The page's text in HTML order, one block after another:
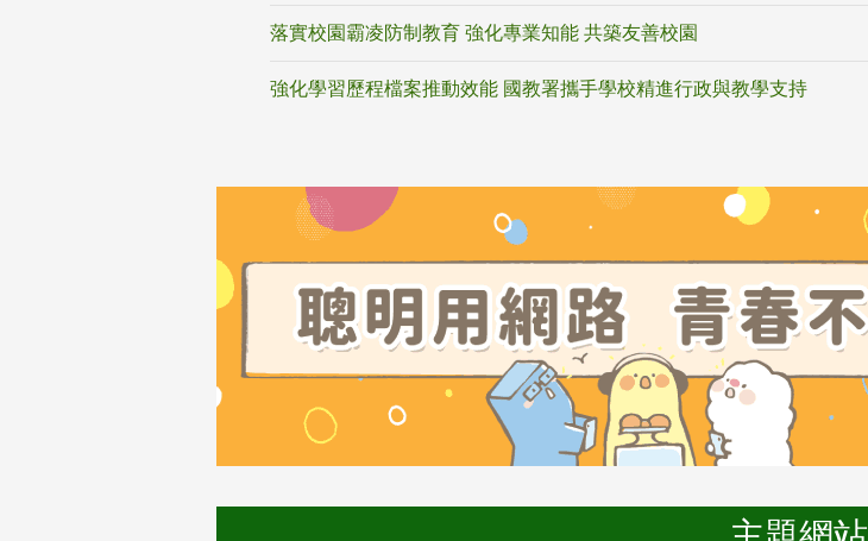
落實校園霸凌防制教育 強化專業知能 共築友善校園
強化學習歷程檔案推動效能 國教署攜手學校精進行政與教學支持